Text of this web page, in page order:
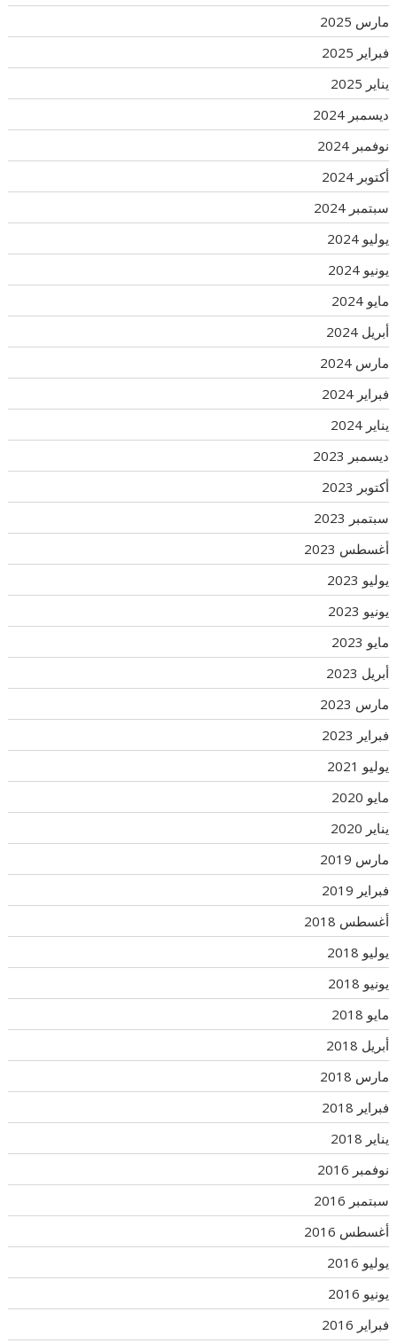
مارس 2025
فبراير 2025
يناير 2025
ديسمبر 2024
نوفمبر 2024
أكتوبر 2024
سبتمبر 2024
يوليو 2024
يونيو 2024
مايو 2024
أبريل 2024
مارس 2024
فبراير 2024
يناير 2024
ديسمبر 2023
أكتوبر 2023
سبتمبر 2023
أغسطس 2023
يوليو 2023
يونيو 2023
مايو 2023
أبريل 2023
مارس 2023
فبراير 2023
يوليو 2021
مايو 2020
يناير 2020
مارس 2019
فبراير 2019
أغسطس 2018
يوليو 2018
يونيو 2018
مايو 2018
أبريل 2018
مارس 2018
فبراير 2018
يناير 2018
نوفمبر 2016
سبتمبر 2016
أغسطس 2016
يوليو 2016
يونيو 2016
فبراير 2016